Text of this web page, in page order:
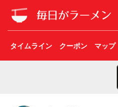
タイムライン クーポン マップ